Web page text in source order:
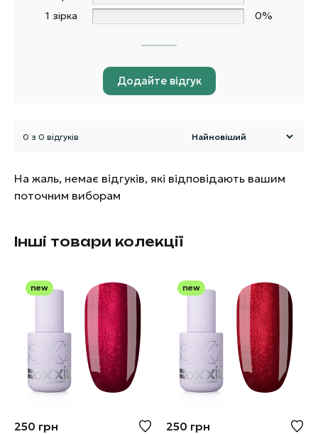
1 зірка
0%
Додайте відгук
0 з 0 відгуків
На жаль, немає відгуків, які відповідають вашим
поточним виборам
Інші товари колекції
new
250 грн
new
250 грн